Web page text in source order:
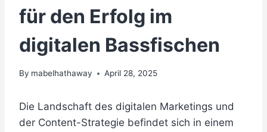
für den Erfolg im
digitalen Bassfischen
By mabelhathaway April 28, 2025
Die Landschaft des digitalen Marketings und
der Content-Strategie befindet sich in einem